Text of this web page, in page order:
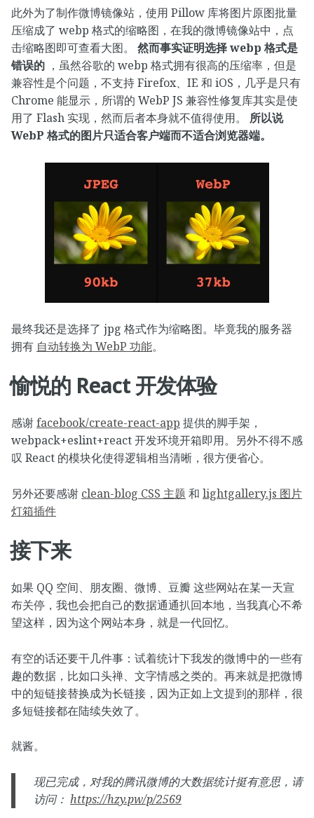
此外为了制作微博镜像站，使用 Pillow 库将图片原图批量
压缩成了 webp 格式的缩略图，在我的微博镜像站中，点
击缩略图即可查看大图。 然而事实证明选择 webp 格式是
错误的 ，虽然谷歌的 webp 格式拥有很高的压缩率，但是
兼容性是个问题，不支持 Firefox、IE 和 iOS，几乎是只有
Chrome 能显示，所谓的 WebP JS 兼容性修复库其实是使
用了 Flash 实现，然而后者本身就不值得使用。 所以说
WebP 格式的图片只适合客户端而不适合浏览器端。
最终我还是选择了 jpg 格式作为缩略图。毕竟我的服务器
拥有 自动转换为 WebP 功能。
愉悦的 React 开发体验
感谢facebook/create-react-app 提供的脚手架，
webpack+eslint+react 开发环境开箱即用。另外不得不感
叹 React 的模块化使得逻辑相当清晰，很方便省心。
另外还要感谢 clean-blog CSS 主题 和 lightgallery.js 图片
灯箱插件
接下来
如果 QQ 空间、朋友圈、微博、豆瓣 这些网站在某一天宣
布关停，我也会把自己的数据通通扒回本地，当我真心不希
望这样，因为这个网站本身，就是一代回忆。
有空的话还要干几件事：试着统计下我发的微博中的一些有
趣的数据，比如口头禅、文字情感之类的。再来就是把微博
中的短链接替换成为长链接，因为正如上文提到的那样，很
多短链接都在陆续失效了。
就酱。
现已完成，对我的腾讯微博的大数据统计挺有意思，请
访问： https://hzy.pw/p/2569